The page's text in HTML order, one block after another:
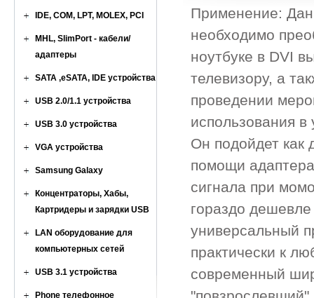
IDE, COM, LPT, MOLEX, PCI
MHL, SlimPort - кабели/
адаптеры
SATA ,eSATA, IDE устройства
USB 2.0/1.1 устройства
USB 3.0 устройства
VGA устройства
Samsung Galaxy
Концентраторы, Хабы,
Картридеры и зарядки USB
LAN оборудование для
компьютерных сетей
USB 3.1 устройства
Phone телефонное
Применение:
необходимо
ноутбуке в DVI
телевизору, а
проведении
использования
Он подойдет как
помощи
сигнала при
гораздо
универсальный
практически к
современный